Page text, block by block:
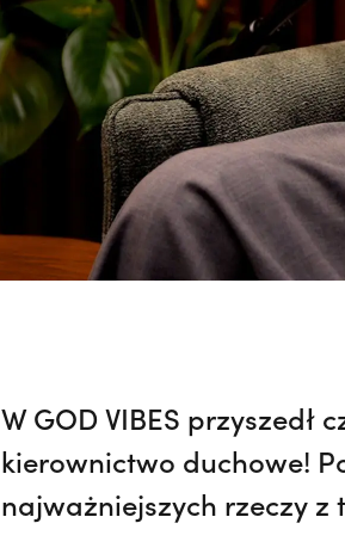
W GOD VIBES
kierownictwo duchowe!
najważniejszych rzeczy z